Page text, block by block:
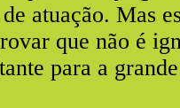
atuação. Mas
que não é
para a